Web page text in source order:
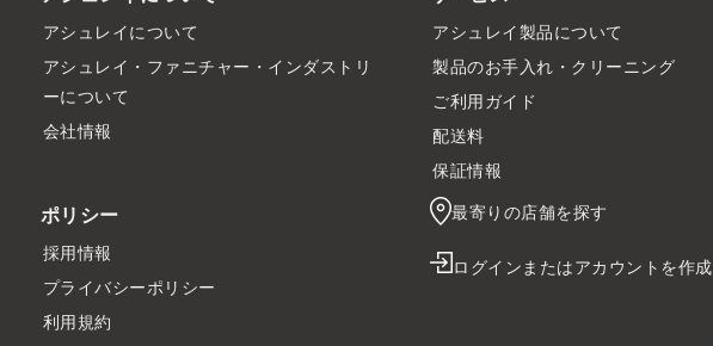
アシュレイについて
アシュレイ・ファニチャー・インダストリ
ーについて
会社情報
アシュレイ製品について
製品のお手入れ・クリーニング
ご利用ガイド
配送料
保証情報
ポリシー
採用情報
プライバシーポリシー
利用規約
最寄りの店舗を探す
ログインまたはアカウントを作成